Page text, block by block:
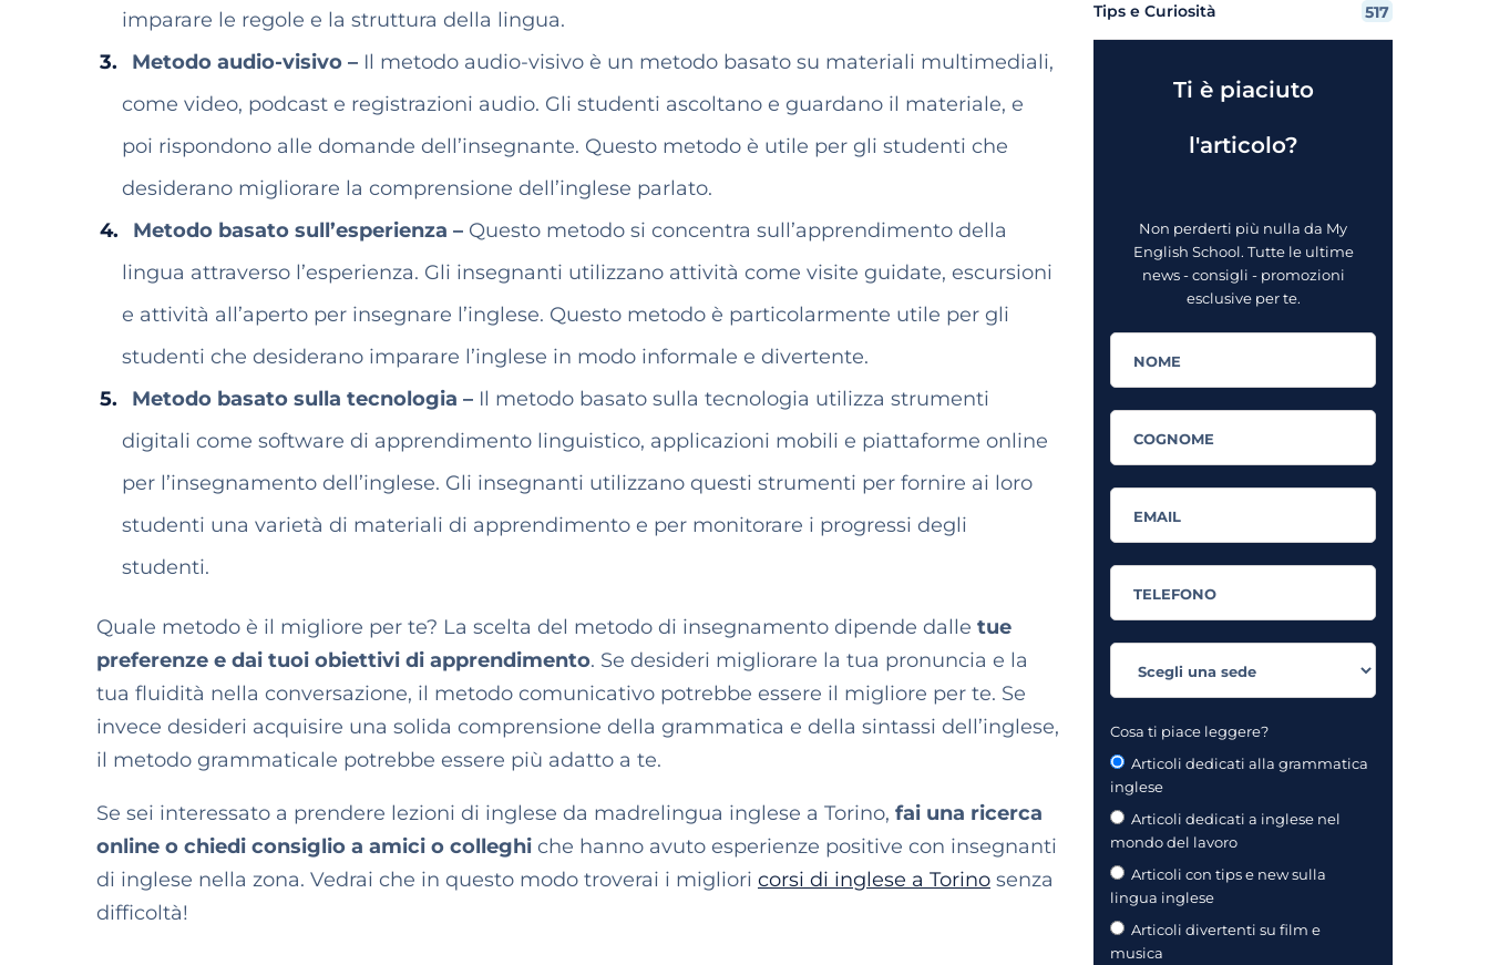
imparare le regole e la struttura della lingua.
Metodo audio-visivo –Il metodo audio-visivo è un metodo basato su materiali multimediali,
come video, podcast e registrazioni audio. Gli studenti ascoltano e guardano il materiale, e
poi rispondono alle domande dell’insegnante. Questo metodo è utile per gli studenti che
desiderano migliorare la comprensione dell’inglese parlato.
Metodo basato sull’esperienza –Questo metodo si concentra sull’apprendimento della
lingua attraverso l’esperienza. Gli insegnanti utilizzano attività come visite guidate, escursioni
e attività all’aperto per insegnare l’inglese. Questo metodo è particolarmente utile per gli
studenti che desiderano imparare l’inglese in modo informale e divertente.
Metodo basato sulla tecnologia –Il metodo basato sulla tecnologia utilizza strumenti
digitali come software di apprendimento linguistico, applicazioni mobili e piattaforme online
per l’insegnamento dell’inglese. Gli insegnanti utilizzano questi strumenti per fornire ai loro
studenti una varietà di materiali di apprendimento e per monitorare i progressi degli
studenti.
Quale metodo è il migliore per te? La scelta del metodo di insegnamento dipende dalle tue
preferenze e dai tuoi obiettivi di apprendimento. Se desideri migliorare la tua pronuncia e la
tua fluidità nella conversazione, il metodo comunicativo potrebbe essere il migliore per te. Se
invece desideri acquisire una solida comprensione della grammatica e della sintassi dell’inglese,
il metodo grammaticale potrebbe essere più adatto a te.
Se sei interessato a prendere lezioni di inglese da madrelingua inglese a Torino, fai una ricerca
online o chiedi consiglio a amici o colleghi che hanno avuto esperienze positive con insegnanti
di inglese nella zona. Vedrai che in questo modo troverai i migliori corsi di inglese a Torino senza
difficoltà!
Tips e Curiosità 517
Ti è piaciuto
l'articolo?
Non perderti più nulla da My
English School. Tutte le ultime
news - consigli - promozioni
esclusive per te.
Cosa ti piace leggere?
Articoli dedicati alla grammatica
inglese
Articoli dedicati a inglese nel
mondo del lavoro
Articoli con tips e new sulla
lingua inglese
Articoli divertenti su film e
musica